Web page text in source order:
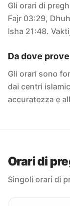
Gli orari di
Fajr 03:29,
Isha 21:48.
Da dove
Gli orari sono
dai centri
accuratezza e
Orari di
Singoli orari di